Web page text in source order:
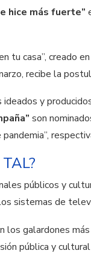
hice más fuerte”
tu casa”, creado
recibe la
y
son
públicos y
sistemas de
los galardones
pública y